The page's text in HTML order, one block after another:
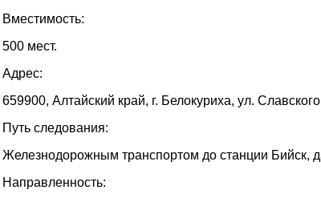
Вместимость:
500 мест.
Адрес:
659900, Алтайский край, г. Белокуриха, ул.
Путь следования:
Железнодорожным транспортом до станции Бийск,
Направленность: